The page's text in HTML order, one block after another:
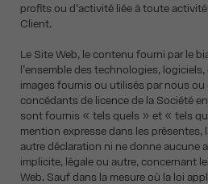
profits ou d’activité liée à toute
Client.
Le Site Web, le contenu fourni par le
l’ensemble des technologies,
images fournis ou utilisés par nous ou
concédants de licence de la Société
sont fournis « tels quels » et « tels
mention expresse dans les présentes,
autre déclaration ni ne donne aucune
implicite, légale ou autre, concernant
Web. Sauf dans la mesure où la loi